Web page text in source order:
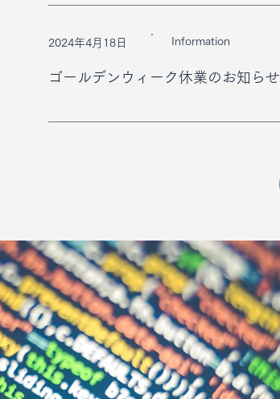
2024年4月18日 Information
ゴールデンウィーク休業のお知らせ